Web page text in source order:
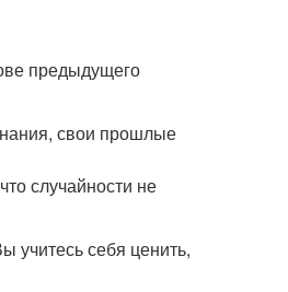
предыдущего
свои прошлые
случайности не
учитесь себя ценить,